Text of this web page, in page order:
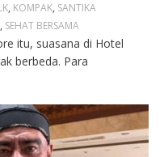
, KOMPAK, SANTIKA
, SEHAT BERSAMA
itu, suasana di Hotel
berbeda. Para